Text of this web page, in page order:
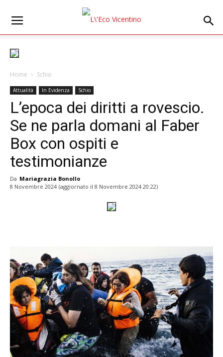
Home Schio
Attualità In Evidenza Schio
L’epoca dei diritti a rovescio.
Se ne parla domani al Faber
Box con ospiti e
testimonianze
Da Mariagrazia Bonollo
8 Novembre 2024 (aggiornato il 8 Novembre 2024 20:22)